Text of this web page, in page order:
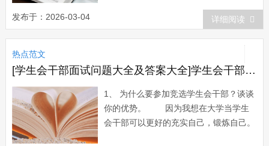
贺在座的每个同学能够光荣地成为今年夏
令营的成员，因为我知道，并不是每个同
学都有资格成为夏令营的成员的，必须在
书画、作文等方面有一定的才能，经过老
师的挑...
发布于：2026-03-04 详细阅读
热点范文
[学生会干部面试问题大全及答案大全]学生会干部面试问题
1、 为什么要参加竞选学生会干部？谈谈
你的优势。 因为我想在大学当学生
会干部可以更好的充实自己，锻炼自己。